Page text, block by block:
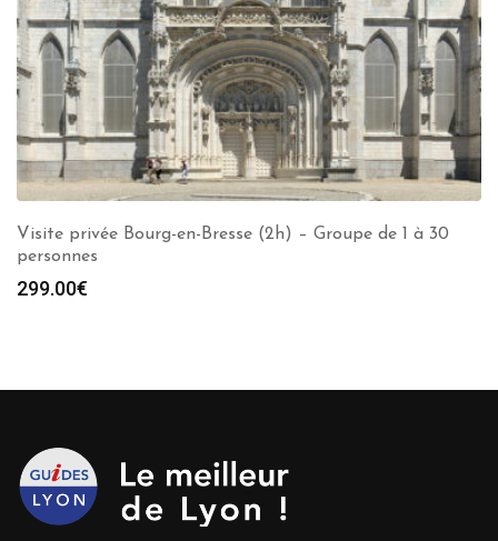
Visite privée Bourg-en-Bresse (2h) – Groupe de 1 à 30
personnes
299.00€